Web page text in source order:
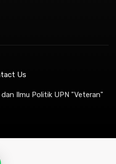
Ilmu Politik UPN "Veteran"
Us